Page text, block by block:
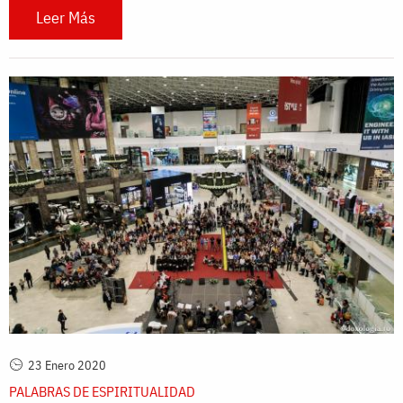
Leer Más
23 Enero 2020
PALABRAS DE ESPIRITUALIDAD